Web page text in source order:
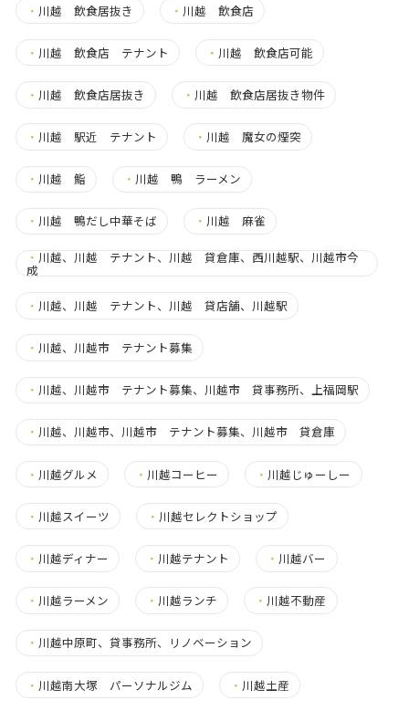
・ 川越 飲食居抜き ・ 川越 飲食店
・ 川越 飲食店 テナント ・ 川越 飲食店可能
・ 川越 飲食店居抜き ・ 川越 飲食店居抜き物件
・ 川越 駅近 テナント ・ 川越 魔女の煙突
・ 川越 鮨 ・ 川越 鴨 ラーメン
・ 川越 鴨だし中華そば ・ 川越 麻雀
・ 川越、川越 テナント、川越 貸倉庫、西川越駅、川越市今
成
・ 川越、川越 テナント、川越 貸店舗、川越駅
・ 川越、川越市 テナント募集
・ 川越、川越市 テナント募集、川越市 貸事務所、上福岡駅
・ 川越、川越市、川越市 テナント募集、川越市 貸倉庫
・ 川越グルメ ・ 川越コーヒー ・ 川越じゅーしー
・ 川越スイーツ ・ 川越セレクトショップ
・ 川越ディナー ・ 川越テナント ・ 川越バー
・ 川越ラーメン ・ 川越ランチ ・ 川越不動産
・ 川越中原町、貸事務所、リノベーション
・ 川越南大塚 パーソナルジム ・ 川越土産